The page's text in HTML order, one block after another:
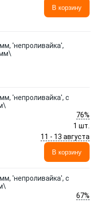
В корзину
'непроливайка',
'непроливайка', с
76%
1 шт.
11 - 13 августа
В корзину
'непроливайка', с
67%